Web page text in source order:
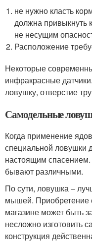
не нужно класть
должна привыкнуть
не несущим
Расположение
Некоторые
инфракрасные
ловушку, отверстие
Самодельные
Когда применение
специальной ловушки
настоящим
бывают различными.
По сути, ловушка –
мышей. Приобретение
магазине может быть
несложно изготовить
конструкция